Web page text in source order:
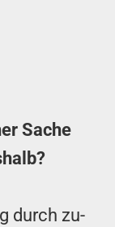
Sache
durch zu­